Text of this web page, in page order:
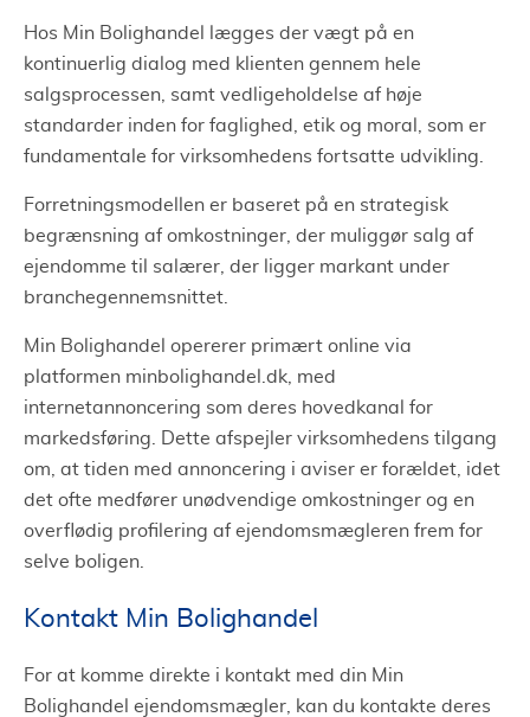
Hos Min Bolighandel lægges der vægt på en
kontinuerlig dialog med klienten gennem hele
salgsprocessen, samt vedligeholdelse af høje
standarder inden for faglighed, etik og moral, som er
fundamentale for virksomhedens fortsatte udvikling.
Forretningsmodellen er baseret på en strategisk
begrænsning af omkostninger, der muliggør salg af
ejendomme til salærer, der ligger markant under
branchegennemsnittet.
Min Bolighandel opererer primært online via
platformen minbolighandel.dk, med
internetannoncering som deres hovedkanal for
markedsføring. Dette afspejler virksomhedens tilgang
om, at tiden med annoncering i aviser er forældet, idet
det ofte medfører unødvendige omkostninger og en
overflødig profilering af ejendomsmægleren frem for
selve boligen.
Kontakt Min Bolighandel
For at komme direkte i kontakt med din Min
Bolighandel ejendomsmægler, kan du kontakte deres